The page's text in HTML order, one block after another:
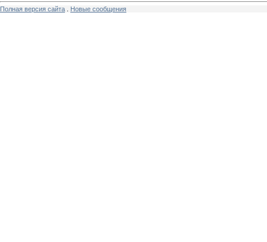
Полная версия сайта Новые сообщения